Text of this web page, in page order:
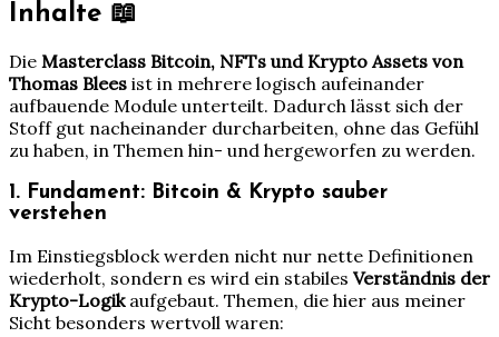
Inhalte 📖
Die Masterclass Bitcoin, NFTs und Krypto Assets von
Thomas Blees ist in mehrere logisch aufeinander
aufbauende Module unterteilt. Dadurch lässt sich der
Stoff gut nacheinander durcharbeiten, ohne das Gefühl
zu haben, in Themen hin- und hergeworfen zu werden.
1. Fundament: Bitcoin & Krypto sauber
verstehen
Im Einstiegsblock werden nicht nur nette Definitionen
wiederholt, sondern es wird ein stabiles Verständnis der
Krypto-Logikaufgebaut. Themen, die hier aus meiner
Sicht besonders wertvoll waren: